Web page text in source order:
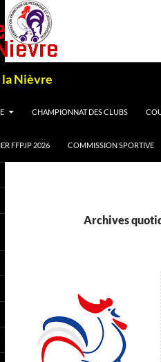
la Nièvre
CHAMPIONNAT DES CLUBS
FFPJP 2026 COMMISSION SPORTIVE
Archives